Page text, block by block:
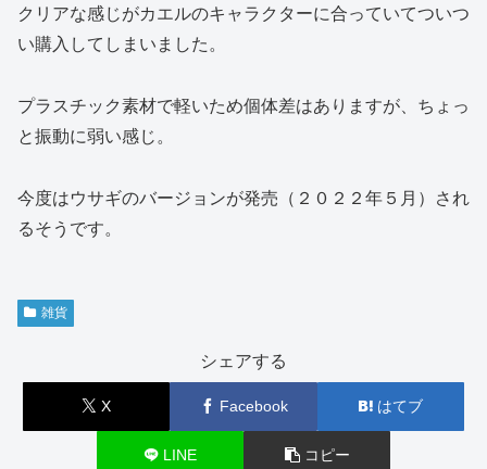
クリアな感じがカエルのキャラクターに合っていてついつ
い購入してしまいました。
プラスチック素材で軽いため個体差はありますが、ちょっ
と振動に弱い感じ。
今度はウサギのバージョンが発売（２０２２年５月）され
るそうです。
雑貨
シェアする
X Facebook はてブ
LINE コピー